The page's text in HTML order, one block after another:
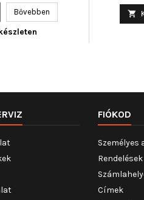
Bővebben 
FIÓKOD
Személyes
Rendelések
Címek